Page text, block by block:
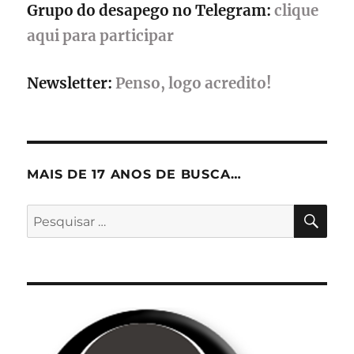
Grupo do desapego no Telegram: clique
aqui para participar
Newsletter: Penso, logo acredito!
MAIS DE 17 ANOS DE BUSCA…
Pesquisar
por: